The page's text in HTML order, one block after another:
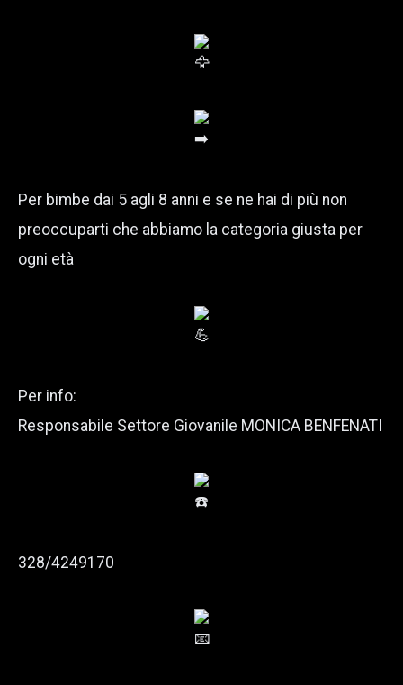
Per bimbe dai 5 agli 8 anni e se ne hai di più non
preoccuparti che abbiamo la categoria giusta per
ogni età
Per info:
Responsabile Settore Giovanile MONICA BENFENATI
328/4249170